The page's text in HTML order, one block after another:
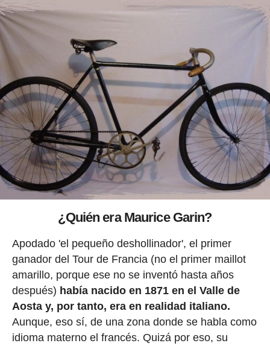
¿Quién era Maurice Garin?
Apodado 'el pequeño deshollinador', el primer
ganador del Tour de Francia (no el primer maillot
amarillo, porque ese no se inventó hasta años
después) había nacido en 1871 en el Valle de
Aosta y, por tanto, era en realidad italiano.
Aunque, eso sí, de una zona donde se habla como
idioma materno el francés. Quizá por eso, su